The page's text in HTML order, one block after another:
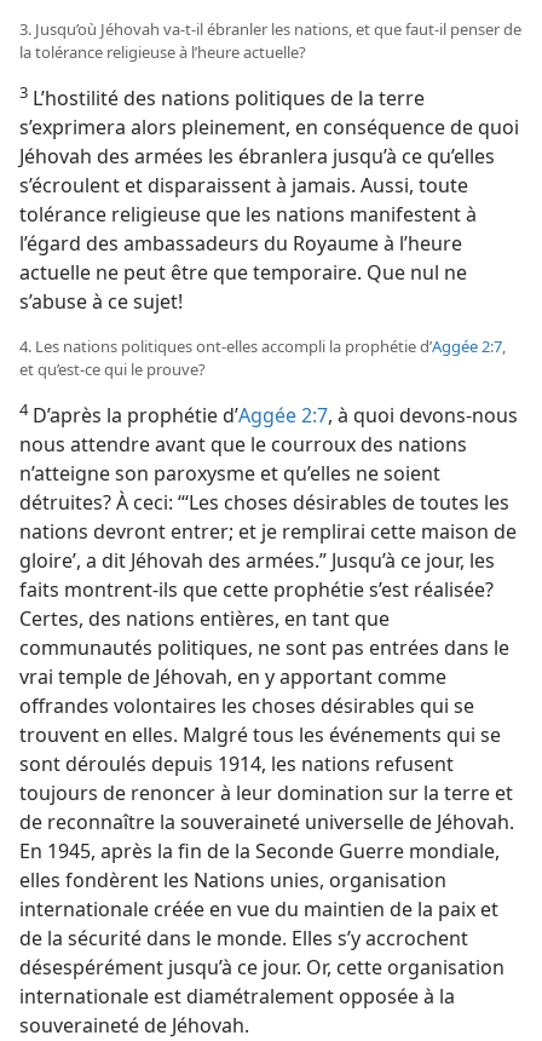
3. Jusqu’où Jéhovah va-​t-​il ébranler les nations, et que faut-​il penser de
la tolérance religieuse à l’heure actuelle?
3 L’hostilité des nations politiques de la terre
s’exprimera alors pleinement, en conséquence de quoi
Jéhovah des armées les ébranlera jusqu’à ce qu’elles
s’écroulent et disparaissent à jamais. Aussi, toute
tolérance religieuse que les nations manifestent à
l’égard des ambassadeurs du Royaume à l’heure
actuelle ne peut être que temporaire. Que nul ne
s’abuse à ce sujet!
4. Les nations politiques ont-​elles accompli la prophétie d’Aggée 2:7,
et qu’est-​ce qui le prouve?
4D’après la prophétie d’Aggée 2:7, à quoi devons-​nous
nous attendre avant que le courroux des nations
n’atteigne son paroxysme et qu’elles ne soient
détruites? À ceci: “‘Les choses désirables de toutes les
nations devront entrer; et je remplirai cette maison de
gloire’, a dit Jéhovah des armées.” Jusqu’à ce jour, les
faits montrent-​ils que cette prophétie s’est réalisée?
Certes, des nations entières, en tant que
communautés politiques, ne sont pas entrées dans le
vrai temple de Jéhovah, en y apportant comme
offrandes volontaires les choses désirables qui se
trouvent en elles. Malgré tous les événements qui se
sont déroulés depuis 1914, les nations refusent
toujours de renoncer à leur domination sur la terre et
de reconnaître la souveraineté universelle de Jéhovah.
En 1945, après la fin de la Seconde Guerre mondiale,
elles fondèrent les Nations unies, organisation
internationale créée en vue du maintien de la paix et
de la sécurité dans le monde. Elles s’y accrochent
désespérément jusqu’à ce jour. Or, cette organisation
internationale est diamétralement opposée à la
souveraineté de Jéhovah.